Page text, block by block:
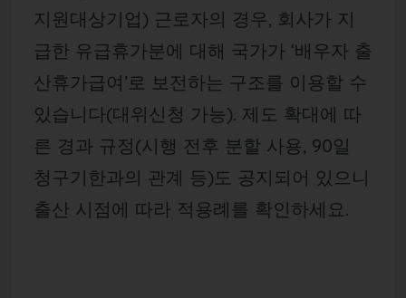
지원대상기업) 근로자의 경우, 회사가 지
급한 유급휴가분에 대해 국가가 ‘배우자 출
산휴가급여’로 보전하는 구조를 이용할 수
있습니다(대위신청 가능). 제도 확대에 따
른 경과 규정(시행 전후 분할 사용, 90일
청구기한과의 관계 등)도 공지되어 있으니
출산 시점에 따라 적용례를 확인하세요.